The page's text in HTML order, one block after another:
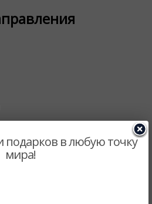
подарков в любую точку
мира!